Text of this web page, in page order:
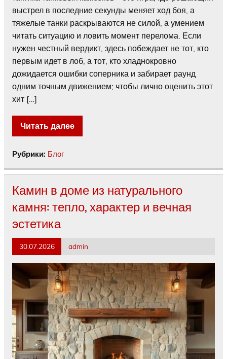
выстрел в последние секунды меняет ход боя, а
тяжелые танки раскрываются не силой, а умением
читать ситуацию и ловить момент перелома. Если
нужен честный вердикт, здесь побеждает не тот, кто
первым идет в лоб, а тот, кто хладнокровно
дожидается ошибки соперника и забирает раунд
одним точным движением; чтобы лично оценить этот
хит […]
Читать далее
Рубрики: Блог
Камин в доме из натурального
камня: тепло, характер и вечная
эстетика
30.07.2026 admin